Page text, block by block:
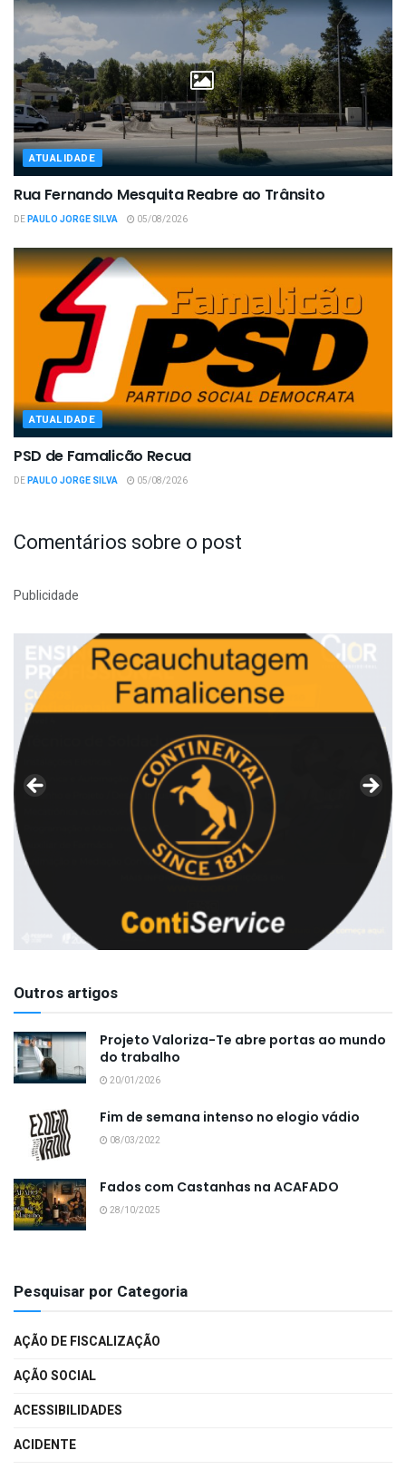
ATUALIDADE
Rua Fernando Mesquita Reabre ao Trânsito
DEPAULO JORGE SILVA 05/08/2026
ATUALIDADE
PSD de Famalicão Recua
DEPAULO JORGE SILVA 05/08/2026
Comentários sobre o post
Publicidade
Outros artigos
Projeto Valoriza-Te abre portas ao mundo
do trabalho
20/01/2026
Fim de semana intenso no elogio vádio
08/03/2022
Fados com Castanhas na ACAFADO
28/10/2025
Pesquisar por Categoria
AÇÃO DE FISCALIZAÇÃO
AÇÃO SOCIAL
ACESSIBILIDADES
ACIDENTE